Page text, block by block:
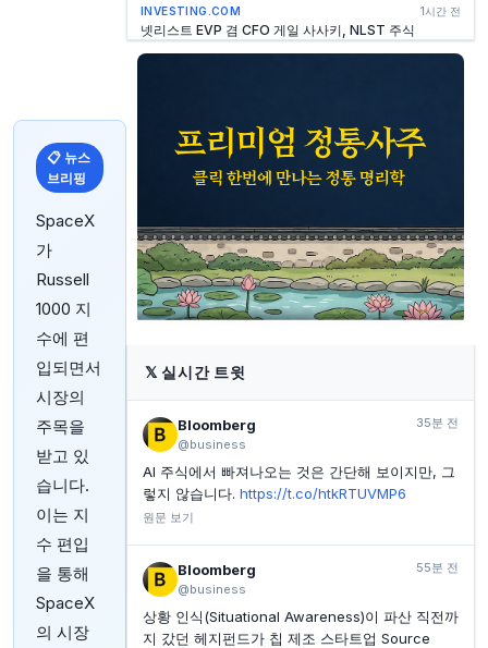
📋 뉴스
브리핑
SpaceX
가
Russell
1000 지
수에 편
입되면서
시장의
주목을
받고 있
습니다.
이는 지
수 편입
을 통해
SpaceX
의 시장
INVESTING.COM 1시간 전
넷리스트 EVP 겸 CFO 게일 사사키, NLST 주식
INVESTING.COM 1시간 전
델라웨어 법원, Verisk에 23.5억 달러 AccuLynx 인수
진행 명령
Scholastic 이사 Kaya Henderson, 회사 주식
130,812달러 매도
INVESTING.COM 2시간 전
샤크닌자 최고상업책임자 닐 샤, 550만 달러 규모 보통
주 매도
Scholastic EVP, 사장 CBG Quinton, 120만 달러 상당
주식 매도
INVESTING.COM 2시간 전
링크홈 홀딩스 CEO 친전, 100만 달러 규모 사모 주식 양
도
INVESTING.COM
INVESTING.COM 2시간 전
세이버스 밸류 빌리지 CPO 멜린다 가이서, 76만
6,200달러 상당 주식 매도
𝕏 실시간 트윗
Bloomberg
@business
35분 전
AI 주식에서 빠져나오는 것은 간단해 보이지만, 그
렇지 않습니다. https://t.co/htkRTUVMP6
원문 보기
Bloomberg
@business
55분 전
상황 인식(Situational Awareness)이 파산 직전까
지 갔던 헤지펀드가 칩 제조 스타트업 Source